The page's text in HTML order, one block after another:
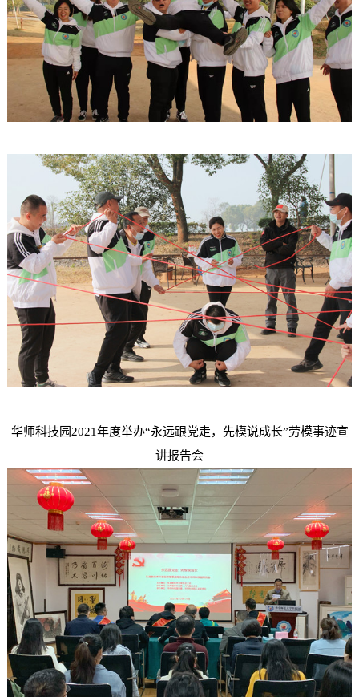
华师科技园 2021年度举办“永远跟党走，先模说成长”劳模事迹宣
讲报告会